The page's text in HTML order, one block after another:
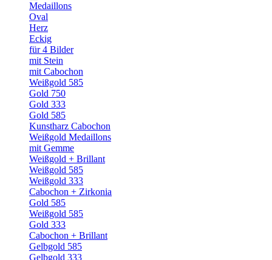
Medaillons
Oval
Herz
Eckig
für 4 Bilder
mit Stein
mit Cabochon
Weißgold 585
Gold 750
Gold 333
Gold 585
Kunstharz Cabochon
Weißgold Medaillons
mit Gemme
Weißgold + Brillant
Weißgold 585
Weißgold 333
Cabochon + Zirkonia
Gold 585
Weißgold 585
Gold 333
Cabochon + Brillant
Gelbgold 585
Gelbgold 333